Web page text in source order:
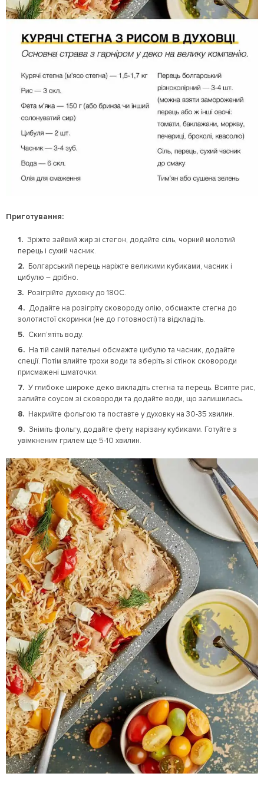
Приготування:
Зріжте зайвий жир зі стегон, додайте сіль, чорний молотий
перець і сухий часник.
Болгарський перець наріжте великими кубиками, часник і
цибулю – дрібно.
Розігрійте духовку до 180С.
Додайте на розігріту сковороду олію, обсмажте стегна до
золотистої скоринки (не до готовності) та відкладіть.
Скип’ятіть воду.
На тій самій пательні обсмажте цибулю та часник, додайте
спеції. Потім влийте трохи води та зберіть зі стінок сковороди
присмажені шматочки.
У глибоке широке деко викладіть стегна та перець. Всипте рис,
залийте соусом зі сковороди та додайте води, що залишилась.
Накрийте фольгою та поставте у духовку на 30-35 хвилин.
Зніміть фольгу, додайте фету, нарізану кубиками. Готуйте з
увімкненим грилем ще 5-10 хвилин.